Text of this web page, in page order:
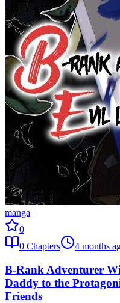
manga
0
0 Chapters 4 months
B-Rank Adventurer
Daddy to the
Friends